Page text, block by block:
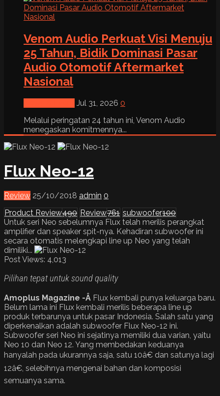
Venom Audio Perkuat Visi Menuju
25 Tahun, Bidik Dominasi Pasar
Audio Otomotif Aftermarket
Nasional
Jul 31, 2026 0
Melalui peringatan 24 tahun ini, Venom Audio
menegaskan komitmennya...
Flux Neo-12
Review 25/10/2018 admin 0
Product Review490 Review761 subwoofer100
Untuk seri Neo sebelumnya Flux telah merilis perangkat
amplifier dan speaker spit-nya. Kehadiran subwoofer ini
secara otomatis melengkapi line up Neo yang telah
dimiliki...
Post Views: 4,013
Pilihan tepat untuk sound quality
Amoplus Magazine -Â Flux kembali punya keluarga baru.
Belum lama ini Flux kembali merilis beberapa line up
produk terbarunya untuk pasar Indonesia. Salah satu yang
diperkenalkan adalah subwoofer Flux Neo-12 ini.
Subwoofer seri Neo ini sejatinya memiliki dua varian, yaitu
Neo 10 dan Neo 12. Yang membedakan keduanya
hanyalah pada ukurannya saja, satu 10â€ dan satunya lagi
12â€, selebihnya mengenai bahan dan komposisi
semuanya sama.